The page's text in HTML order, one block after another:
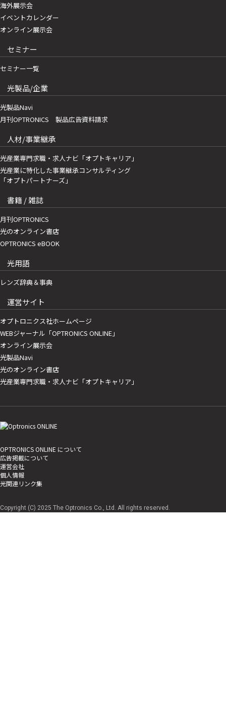
海外展示会
イベントカレンダー
オンライン展示会
セミナー
セミナー一覧
光製品/企業
光製品Navi
月刊OPTRONICS 製品広告資料請求
人材/事業継承
光産業専門求職・求人ナビ「オプトキャリア」
光産業に特化した事業継承コンサルティング
「オプトパートナーズ」
書籍 / 雑誌
月刊OPTRONICS
光のオンライン書店
OPTRONICS eBOOK
光用語
レンズ辞典＆事典
運営サイト
オプトロニクス社ホームページ
WEBジャーナル「OPTRONICS ONLINE」
オンライン展示会
光製品Navi
光のオンライン書店
光産業専門求職・求人ナビ「オプトキャリア」
OPTRONICS ONLINE について
広告掲載について
運営会社
個人情報
光関連リンク集
Copyright (C) 2025 The Optronics Co., Ltd. All rights reserved.